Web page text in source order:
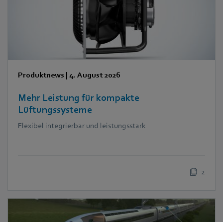
Produktnews | 4. August 2026
Mehr Leistung für kompakte
Lüftungssysteme
Flexibel integrierbar und leistungsstark
2